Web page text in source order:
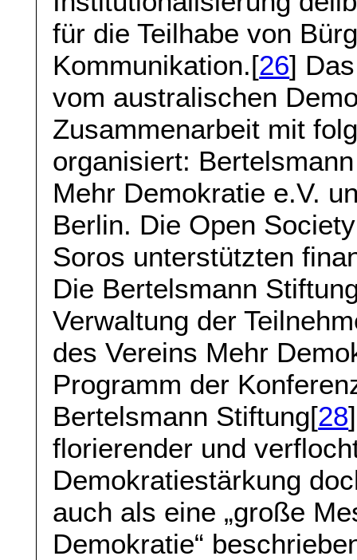
für die Teilhabe von
Kommunikation.[26]
vom australischen
Zusammenarbeit mit
organisiert:
Mehr Demokratie e.V.
Berlin. Die Open
Soros unterstützten
Die Bertelsmann
Verwaltung der
des Vereins Mehr
Programm der
Bertelsmann Stiftung[28
florierender und
Demokratiestärkung
auch als eine „große
Demokratie“